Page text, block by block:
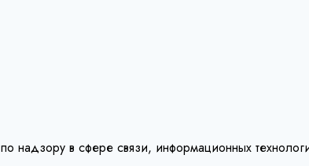
надзору в сфере связи, информационных